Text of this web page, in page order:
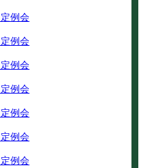
例会
例会
例会
例会
例会
例会
例会